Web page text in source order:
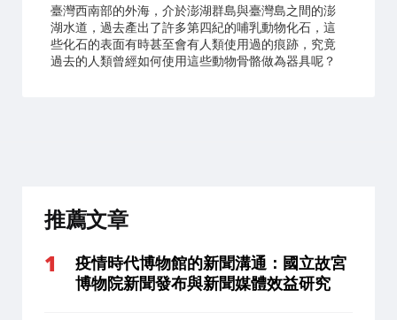
臺灣西南部的外海，介於澎湖群島與臺灣島之間的澎
湖水道，過去產出了許多第四紀的哺乳動物化石，這
些化石的表面有時甚至會有人類使用過的痕跡，究竟
過去的人類曾經如何使用這些動物骨骼做為器具呢？
推薦文章
疫情時代博物館的新聞溝通：國立故宮
博物院新聞發布與新聞媒體效益研究